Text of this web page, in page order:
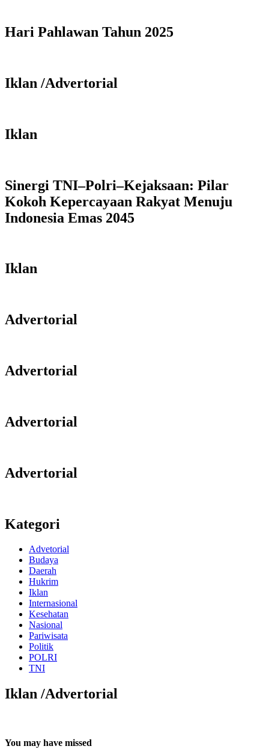
Hari Pahlawan Tahun 2025
Iklan /Advertorial
Iklan
Sinergi TNI–Polri–Kejaksaan: Pilar
Kokoh Kepercayaan Rakyat Menuju
Indonesia Emas 2045
Iklan
Advertorial
Advertorial
Advertorial
Advertorial
Kategori
Advetorial
Budaya
Daerah
Hukrim
Iklan
Internasional
Kesehatan
Nasional
Pariwisata
Politik
POLRI
TNI
Iklan /Advertorial
You may have missed